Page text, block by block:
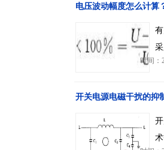
电压波动幅度怎么计算
时间：
开关电源电磁干扰的抑